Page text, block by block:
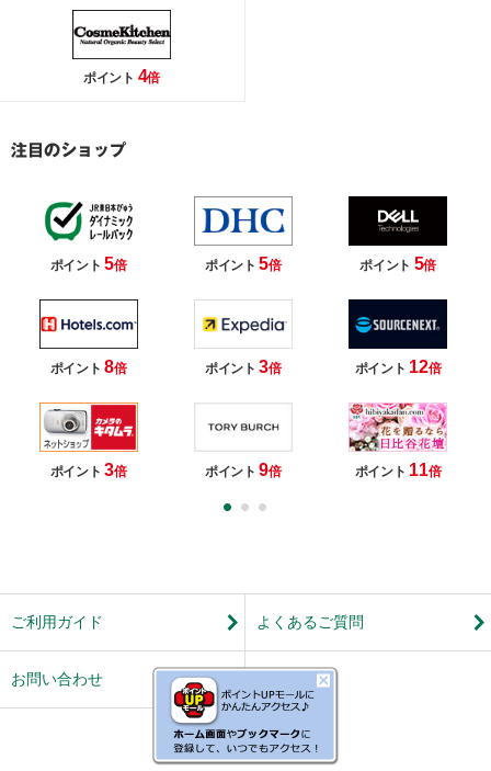
ポイント 4倍
ポイント5倍 ポイント5倍 ポイント 5倍
ポイント8倍 ポイント3倍 ポイント 12倍
ポイント3倍 ポイント9倍 ポイント 11倍
ご利用ガイド よくあるご質問
お問い合わせ